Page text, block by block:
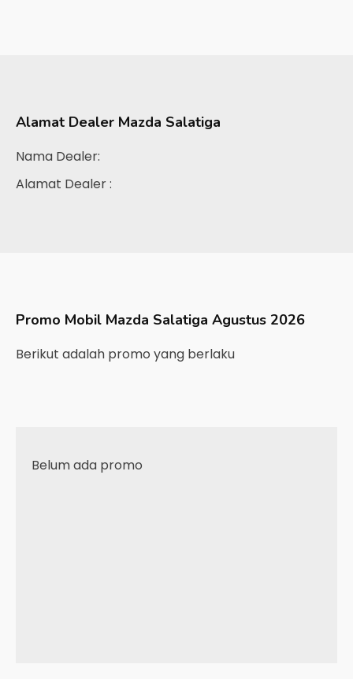
Alamat Dealer Mazda Salatiga
Nama Dealer:
Alamat Dealer :
Promo Mobil Mazda Salatiga Agustus 2026
Berikut adalah promo yang berlaku
Belum ada promo